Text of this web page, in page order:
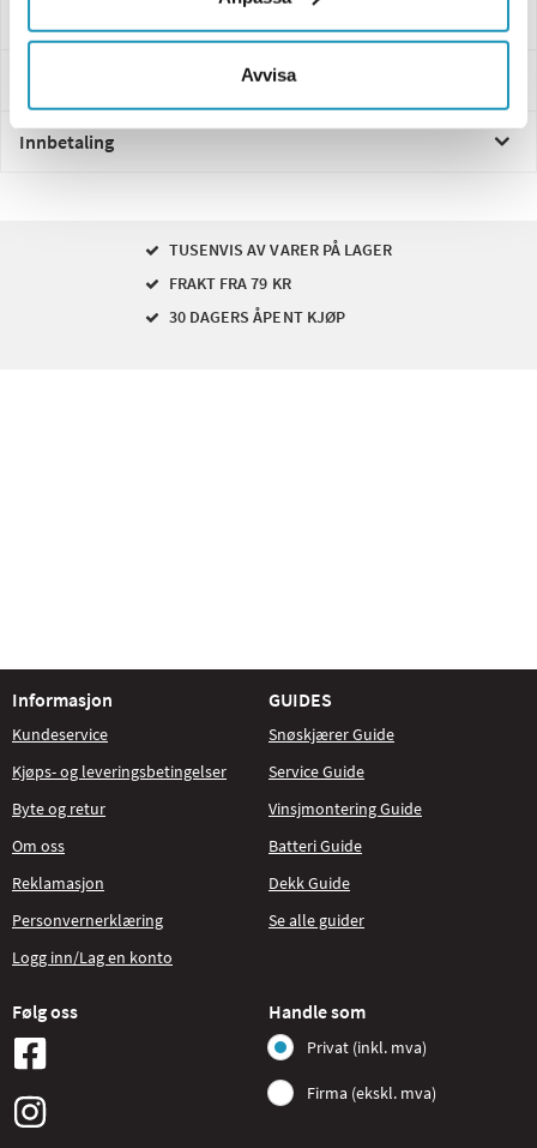
Avvisa
Innbetaling
TUSENVIS AV VARER PÅ LAGER
FRAKT FRA 79 KR
30 DAGERS ÅPENT KJØP
Informasjon
Kundeservice
Kjøps- og leveringsbetingelser
Byte og retur
Om oss
Reklamasjon
Personvernerklæring
Logg inn/Lag en konto
GUIDES
Snøskjærer Guide
Service Guide
Vinsjmontering Guide
Batteri Guide
Dekk Guide
Se alle guider
Følg oss Handle som
Privat (inkl. mva)
Firma (ekskl. mva)